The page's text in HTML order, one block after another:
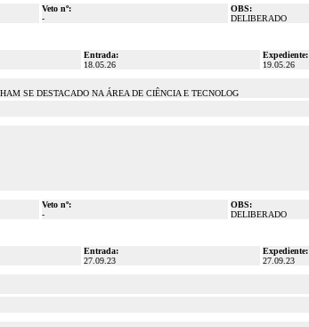
Veto nº:
-
OBS:
DELIBERADO
Entrada:
18.05.26
Expediente:
19.05.26
SE DESTACADO NA ÁREA DE CIÊNCIA E TECNOLOG
Veto nº:
-
OBS:
DELIBERADO
Entrada:
27.09.23
Expediente:
27.09.23